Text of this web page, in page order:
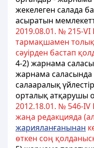
жекелеген салада
асыратын
2019.08.01. № 215-VІ
тармақшамен
сәуірден бастап
4-2) жарнама
жарнама
салааралық
орталық атқарушы
2012.18.01. № 546-ІV
жаңа редакцияда
жарияланғанынан
өткен соң